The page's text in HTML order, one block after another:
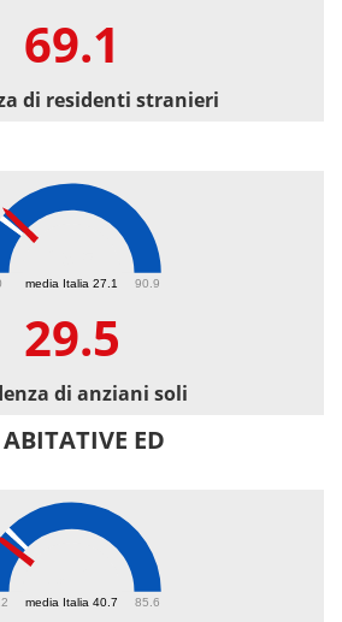
69.1
di residenti stranieri
media Italia 27.1 90.9
29.5
di anziani soli
ED
media Italia 40.7 85.6